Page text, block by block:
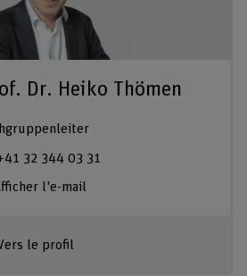
Dr. Heiko Thömen
32 344 03 31
l'e-mail
le profil